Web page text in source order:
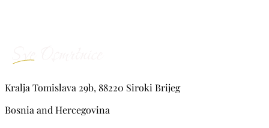
Kralja Tomislava 29b, 88220 Siroki Brijeg
Bosnia and Hercegovina